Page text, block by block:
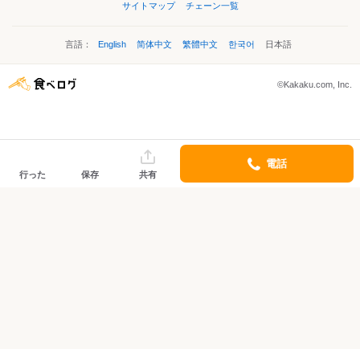
サイトマップ
チェーン一覧
言語： English 简体中文 繁體中文 한국어 日本語
©Kakaku.com, Inc.
行った 保存 共有
電話